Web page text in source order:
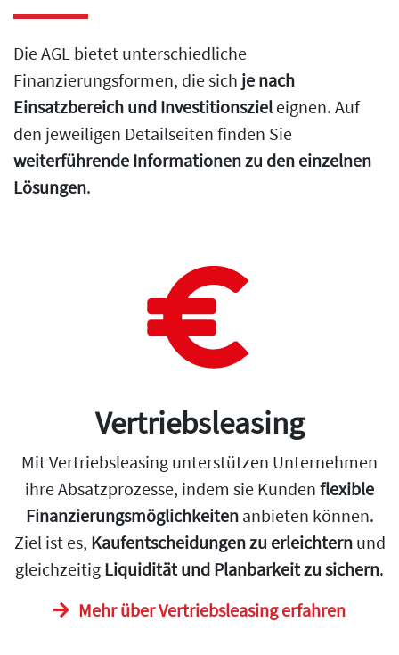
Die AGL bietet unterschiedliche
Finanzierungsformen, die sich je nach
Einsatzbereich und Investitionsziel eignen. Auf
den jeweiligen Detailseiten finden Sie
weiterführende Informationen zu den einzelnen
Lösungen.
Vertriebsleasing
Mit Vertriebsleasing unterstützen Unternehmen
ihre Absatzprozesse, indem sie Kunden flexible
Finanzierungsmöglichkeitenanbieten können.
Ziel ist es, Kaufentscheidungen zu erleichternund
gleichzeitig Liquidität und Planbarkeit zu sichern.
Mehr über Vertriebsleasing erfahren